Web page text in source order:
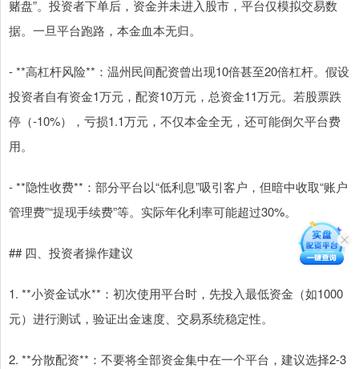
赌盘”。投资者下单后，资金并未进入股市，平台仅模拟交易数
据。一旦平台跑路，本金血本无归。
- **高杠杆风险**：温州民间配资曾出现10倍甚至20倍杠杆。假设
投资者自有资金1万元，配资10万元，总资金11万元。若股票跌
停（-10%），亏损1.1万元，不仅本金全无，还可能倒欠平台费
用。
- **隐性收费**：部分平台以“低利息”吸引客户，但暗中收取“账户
管理费”“提现手续费”等。实际年化利率可能超过30%。
## 四、投资者操作建议
1. **小资金试水**：初次使用平台时，先投入最低资金（如1000
元）进行测试，验证出金速度、交易系统稳定性。
2. **分散配资**：不要将全部资金集中在一个平台，建议选择2-3